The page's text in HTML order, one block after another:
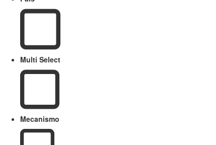
Multi Select
Mecanismo